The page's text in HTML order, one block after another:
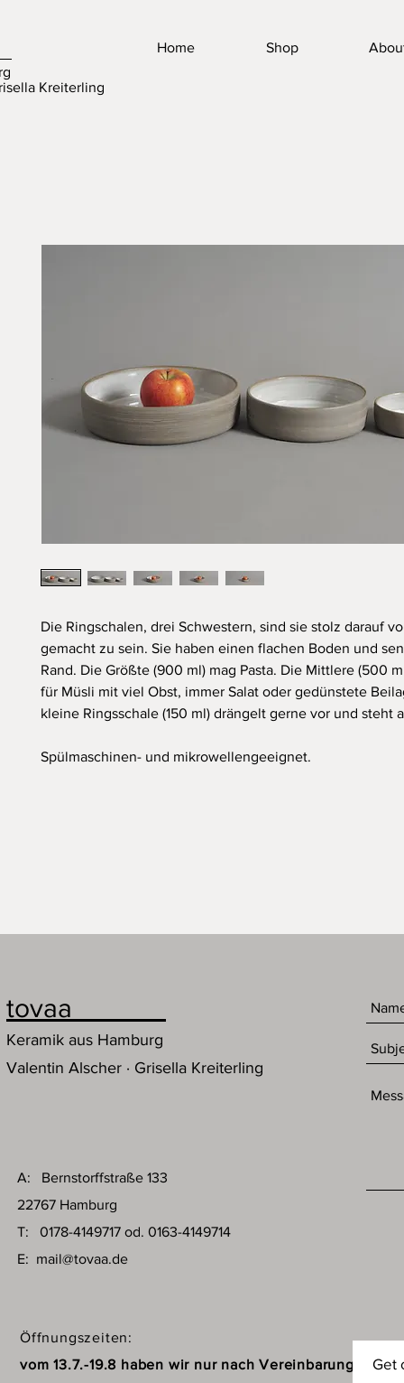
Home Shop
Kreiterling
Die Ringschalen, drei Schwestern, sind sie stolz darauf
gemacht zu sein. Sie haben einen flachen Boden und
Rand. Die Größte (900 ml) mag Pasta. Die Mittlere (500
für Müsli mit viel Obst, immer Salat oder gedünstete
kleine Ringsschale (150 ml) drängelt gerne vor und steht
Spülmaschinen- und mikrowellengeeignet.
tovaa
Keramik aus Hamburg
Valentin Alscher · Grisella Kreiterling
A: Bernstorffstraße 133
22767 Hamburg
T: 0178-4149717 od. 0163-4149714
E: mail@tovaa.de
Öffnungszeiten:
vom 13.7.-19.8 haben wir nur nach Vereinbarung
Get